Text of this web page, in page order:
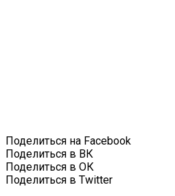
Поделиться на Facebook
Поделиться в ВК
Поделиться в ОК
Поделиться в Twitter